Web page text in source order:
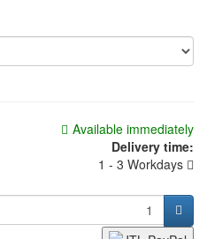
Available immediately
Delivery time:
1 - 3 Workdays